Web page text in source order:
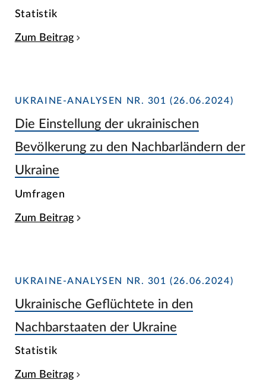
Statistik
Zum Beitrag
UKRAINE-ANALYSEN NR. 301 (26.06.2024)
Die Einstellung der ukrainischen
Bevölkerung zu den Nachbarländern der
Ukraine
Umfragen
Zum Beitrag
UKRAINE-ANALYSEN NR. 301 (26.06.2024)
Ukrainische Geflüchtete in den
Nachbarstaaten der Ukraine
Statistik
Zum Beitrag